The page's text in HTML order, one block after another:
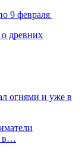
9 февраля
о древних
огнями и уже в
в…